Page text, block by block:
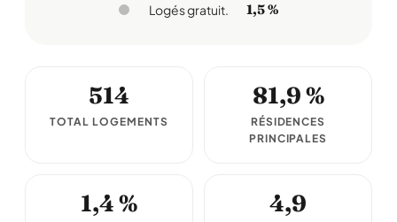
Logés gratuit. 1,5 %
514
TOTAL LOGEMENTS
81,9 %
RÉSIDENCES
PRINCIPALES
1,4 % 4,9